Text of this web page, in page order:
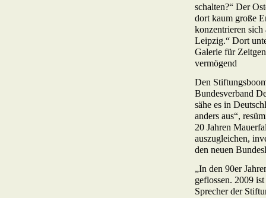
schalten?“ Der
dort kaum große
konzentrieren
Leipzig.“ Dort
Galerie für
vermögend
Den
Bundesverband
sähe es in
anders aus“,
20 Jahren
auszugleichen,
den neuen
„In den 90er
geflossen. 2009
Sprecher der